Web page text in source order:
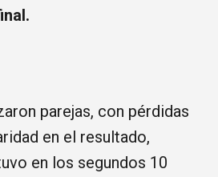
parejas, con pérdidas
en el resultado,
en los segundos 10